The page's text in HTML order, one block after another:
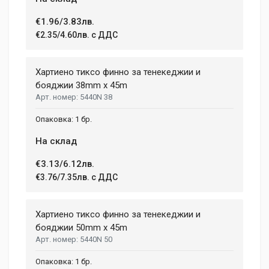
Dimensions
207 mm
Helena Garcia
2 January, 2018
hendrerit eros laoreet suscipit ultrices.
Write A Review
Your Name
€1.96/3.83лв.
€2.35/4.60лв. с ДДС
Хартиено тиксо финно за тенекеджии и
бояджии 38mm x 45m
5440N 38
1 бр.
На склад
€3.13/6.12лв.
€3.76/7.35лв. с ДДС
Хартиено тиксо финно за тенекеджии и
бояджии 50mm x 45m
5440N 50
1 бр.